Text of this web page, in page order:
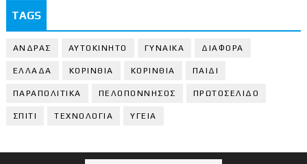
TAGS
ΑΝΔΡΑΣ ΑΥΤΟΚΙΝΗΤΟ ΓΥΝΑΙΚΑ ΔΙΑΦΟΡΑ
ΕΛΛΑΔΑ ΚΟΡΙΝΘΙΑ ΚΟΡΙΝΘΙA ΠΑΙΔΙ
ΠΑΡΑΠΟΛΙΤΙΚΑ ΠΕΛΟΠΟΝΝΗΣΟΣ ΠΡΩΤΟΣΕΛΙΔΟ
ΣΠΙΤΙ ΤΕΧΝΟΛΟΓΙΑ ΥΓΕΙΑ